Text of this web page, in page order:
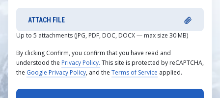
ATTACH FILE
Up to 5 attachments (JPG, PDF, DOC, DOCX — max size 30 MB)
By clicking Confirm, you confirm that you have read and
understood the Privacy Policy. This site is protected by reCAPTCHA,
the Google Privacy Policy, and the Terms of Service applied.